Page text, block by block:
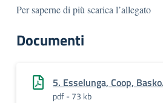
Per saperne di più scarica l’allegato
Documenti
5. Esselunga, Coop,
pdf - 73 kb